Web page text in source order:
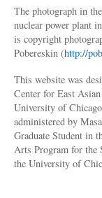
The photograph in
nuclear power plant
is copyright
Pobereskin (http://
This website was
Center for East
University of
administered by
Graduate Student in
Arts Program for the
the University of